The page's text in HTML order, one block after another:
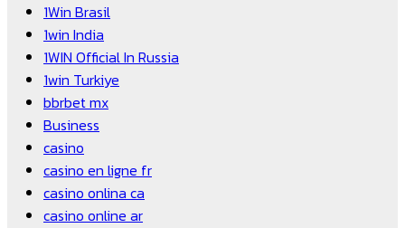
1Win Brasil
1win India
1WIN Official In Russia
1win Turkiye
bbrbet mx
Business
casino
casino en ligne fr
casino onlina ca
casino online ar